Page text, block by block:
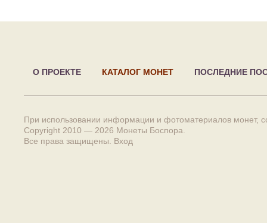
О ПРОЕКТЕ КАТАЛОГ МОНЕТ ПОСЛЕДНИЕ
При использовании информации и фотоматериалов монет,
Copyright 2010 — 2026 Монеты Боспора
Все права защищены. Вход